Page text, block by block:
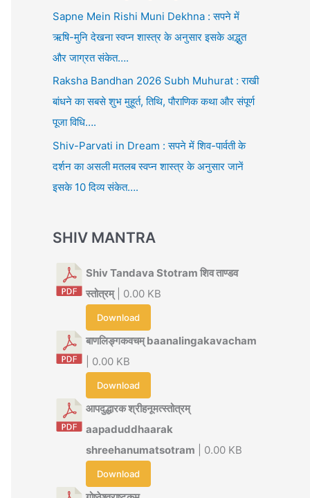
Sapne Mein Rishi Muni Dekhna : सपने में
ऋषि-मुनि देखना स्वप्न शास्त्र के अनुसार इसके अद्भुत
और जाग्रत संकेत….
Raksha Bandhan 2026 Subh Muhurat : राखी
बांधने का सबसे शुभ मुहूर्त, तिथि, पौराणिक कथा और संपूर्ण
पूजा विधि….
Shiv-Parvati in Dream : सपने में शिव-पार्वती के
दर्शन का असली मतलब स्वप्न शास्त्र के अनुसार जानें
इसके 10 दिव्य संकेत….
SHIV MANTRA
Shiv Tandava Stotram शिव ताण्डव
स्तोत्रम्| 0.00 KB
Download
बाणलिङ्गकवचम् baanalingakavacham
| 0.00 KB
Download
आपदुद्धारक श्रीहनूमत्स्तोत्रम्
aapaduddhaarak
shreehanumatsotram | 0.00 KB
Download